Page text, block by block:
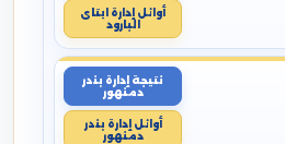
أوائل إدارة ايتاى
البارود
نتيجة إدارة بندر
دمنهور
أوائل إدارة بندر
دمنهور